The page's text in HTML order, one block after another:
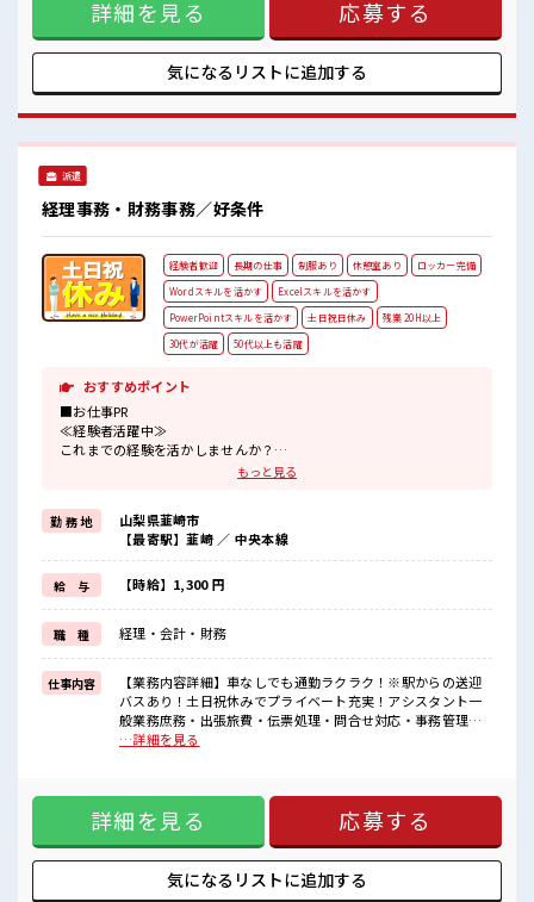
ゲイ≫ 新しいことにチャレンジするのは不安だけど、 しっか
り働く環境が整っています！ イチからスキルUP・ステップ
UP目指していきましょう！ ≪自分に合った期間で働ける≫ 福
利厚生が整った派遣のお仕事です！ ■職場の雰囲気 女性が多
めの職場です♪ 少人数ですぐに馴染むことができそう♪ アッ
あり！ 安心してお仕事に集中♪
詳細を見る 応募する
気になるリストに追加する
派遣
経理事務・財務事務／好条件
経験者歓迎 長期の仕事 制服あり 休憩室あり
ロッカー完備
Wordスキルを活かす
Excelスキルを活かす
PowerPointスキルを活かす
土日祝日休み
残業 20H以上
30代が活躍
50代以上も活躍
おすすめポイント
■お仕事PR
≪経験者活躍中≫
これまでの経験を活かしませんか？
≪稼ぎたい人向け≫
高収入を希望される方にオススメ。
残業は月20時間以上あります♪
≪完全週休二日制≫
週末は家族や友人と一緒にプライベート満喫！
≪動きやすい制服アリ≫
制服があるので、
毎日の服装の悩み解消♪
≪収入アップを目指せる≫
高時給だらけの派遣のお仕事です！
■職場の雰囲気
休憩室で楽しくランチ♪
ロッカー付き職場♪
残業がしっかりあるお仕事！
あなたのスキルを活かしませんか？
もっと見る
勤 務 地
山梨県韮崎市
【最寄駅】韮崎 ／ 中央本線
給 与 【時給】1,300 円
職 種 経理・会計・財務
仕事内容
【業務内容詳細】車なしでも通勤ラクラク！※駅からの送迎
バスあり！土日祝休みでプライベート充実！アシスタント一
般業務庶務・出張旅費・伝票処理・問合せ対応・事務管理等
■お仕事PR ≪経験者活躍中≫ これまでの経験を活かしません
ススメ。 残業は月20時間以上あります♪ ≪完全週休二日制≫
週末は家族や友人と一緒にプライベート満喫！ ≪動きやすい
制服アリ≫ 制服があるので、 毎日の服装の悩み解消♪ ≪収入
アップを目指せる≫ 高時給だらけの派遣のお仕事です！ ■職
場の雰囲気 休憩室で楽しくランチ♪ 時間があれば昼寝もしち
ゃおう！ 持ち物が多いあなたにもぴったり☆ ロッカー付き職
…詳細を見る
詳細を見る 応募する
気になるリストに追加する